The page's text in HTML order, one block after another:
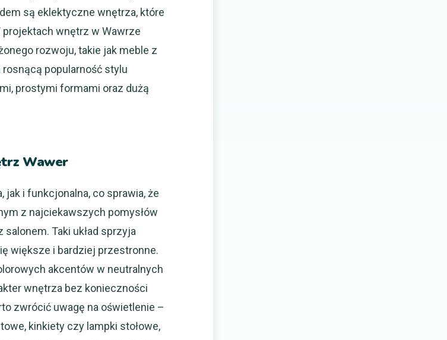
są eklektyczne wnętrza, które
wnętrz w Wawrze
rozwoju, takie jak meble z
popularność stylu
prostymi formami oraz dużą
Wawer
i funkcjonalna, co sprawia, że
z najciekawszych pomysłów
Taki układ sprzyja
większe i bardziej przestronne.
akcentów w neutralnych
wnętrza bez konieczności
zwrócić uwagę na oświetlenie –
kinkiety czy lampki stołowe,